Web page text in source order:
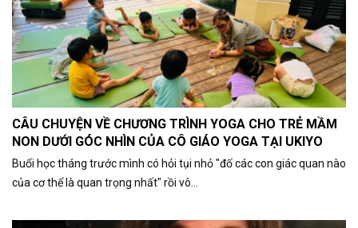
CÂU CHUYỆN VỀ CHƯƠNG TRÌNH YOGA CHO TRẺ MẦM
NON DƯỚI GÓC NHÌN CỦA CÔ GIÁO YOGA TẠI UKIYO
Buổi học tháng trước mình có hỏi tụi nhỏ "đố các con giác quan nào
của cơ thể là quan trọng nhất" rồi vô...